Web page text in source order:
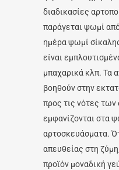
διαδικασίες
παράγεται ψωμί
ημέρα ψωμί
είναι
μπαχαρικά κλπ. Τα
βοηθούν στην
προς τις νότες
εμφανίζονται στα
αρτοσκευάσματα.
απευθείας στη
προϊόν μοναδική